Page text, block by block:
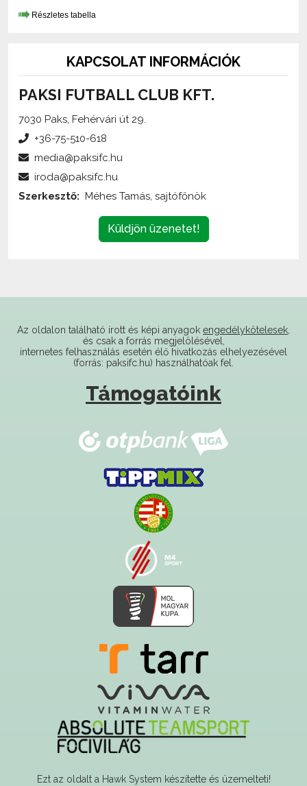
PAKSI FUTBALL CLUB KFT.
7030 Paks, Fehérvári út 29.
Küldjön üzenetet!
internetes felhasználás esetén élő hivatkozás elhelyezésével
(forrás: paksifc.hu) használhatóak fel.
Támogatóink
Ezt az oldalt a Hawk System készítette és üzemelteti!